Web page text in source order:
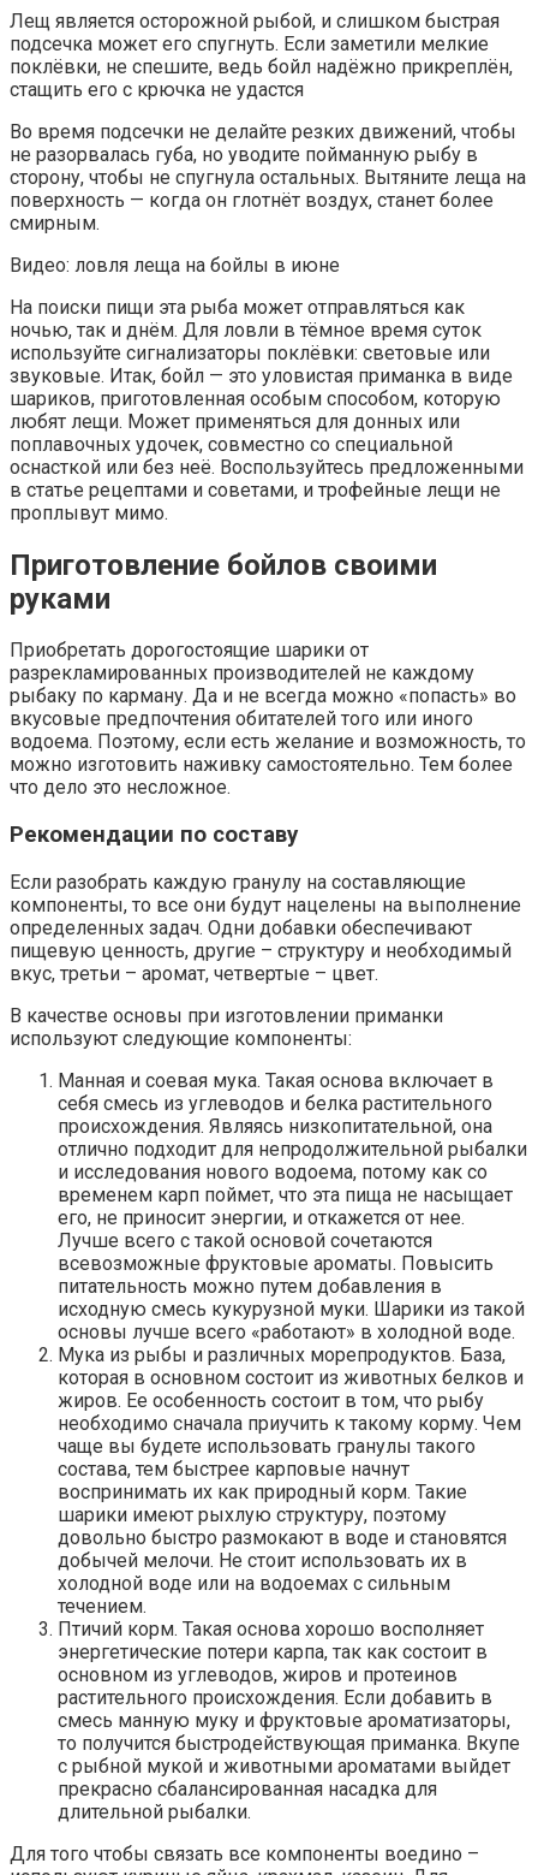
Лещ является осторожной рыбой, и слишком быстрая
подсечка может его спугнуть. Если заметили мелкие
поклёвки, не спешите, ведь бойл надёжно прикреплён,
стащить его с крючка не удастся
Во время подсечки не делайте резких движений, чтобы
не разорвалась губа, но уводите пойманную рыбу в
сторону, чтобы не спугнула остальных. Вытяните леща на
поверхность — когда он глотнёт воздух, станет более
смирным.
Видео: ловля леща на бойлы в июне
На поиски пищи эта рыба может отправляться как
ночью, так и днём. Для ловли в тёмное время суток
используйте сигнализаторы поклёвки: световые или
звуковые. Итак, бойл — это уловистая приманка в виде
шариков, приготовленная особым способом, которую
любят лещи. Может применяться для донных или
поплавочных удочек, совместно со специальной
оснасткой или без неё. Воспользуйтесь предложенными
в статье рецептами и советами, и трофейные лещи не
проплывут мимо.
Приготовление бойлов своими
руками
Приобретать дорогостоящие шарики от
разрекламированных производителей не каждому
рыбаку по карману. Да и не всегда можно «попасть» во
вкусовые предпочтения обитателей того или иного
водоема. Поэтому, если есть желание и возможность, то
можно изготовить наживку самостоятельно. Тем более
что дело это несложное.
Рекомендации по составу
Если разобрать каждую гранулу на составляющие
компоненты, то все они будут нацелены на выполнение
определенных задач. Одни добавки обеспечивают
пищевую ценность, другие – структуру и необходимый
вкус, третьи – аромат, четвертые – цвет.
В качестве основы при изготовлении приманки
используют следующие компоненты:
Манная и соевая мука. Такая основа включает в
себя смесь из углеводов и белка растительного
происхождения. Являясь низкопитательной, она
отлично подходит для непродолжительной рыбалки
и исследования нового водоема, потому как со
временем карп поймет, что эта пища не насыщает
его, не приносит энергии, и откажется от нее.
Лучше всего с такой основой сочетаются
всевозможные фруктовые ароматы. Повысить
питательность можно путем добавления в
исходную смесь кукурузной муки. Шарики из такой
основы лучше всего «работают» в холодной воде.
Мука из рыбы и различных морепродуктов. База,
которая в основном состоит из животных белков и
жиров. Ее особенность состоит в том, что рыбу
необходимо сначала приучить к такому корму. Чем
чаще вы будете использовать гранулы такого
состава, тем быстрее карповые начнут
воспринимать их как природный корм. Такие
шарики имеют рыхлую структуру, поэтому
довольно быстро размокают в воде и становятся
добычей мелочи. Не стоит использовать их в
холодной воде или на водоемах с сильным
течением.
Птичий корм. Такая основа хорошо восполняет
энергетические потери карпа, так как состоит в
основном из углеводов, жиров и протеинов
растительного происхождения. Если добавить в
смесь манную муку и фруктовые ароматизаторы,
то получится быстродействующая приманка. Вкупе
с рыбной мукой и животными ароматами выйдет
прекрасно сбалансированная насадка для
длительной рыбалки.
Для того чтобы связать все компоненты воедино –